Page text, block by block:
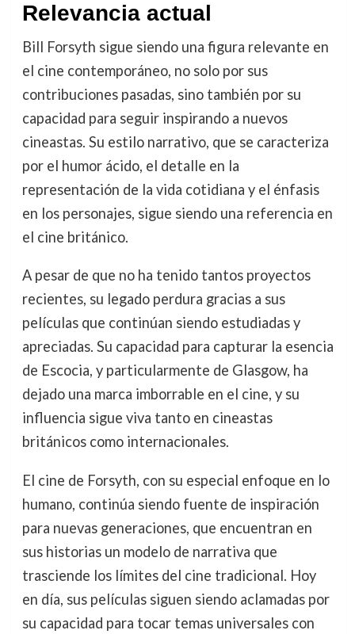
Relevancia actual
Bill Forsyth sigue siendo una figura relevante en
el cine contemporáneo, no solo por sus
contribuciones pasadas, sino también por su
capacidad para seguir inspirando a nuevos
cineastas. Su estilo narrativo, que se caracteriza
por el humor ácido, el detalle en la
representación de la vida cotidiana y el énfasis
en los personajes, sigue siendo una referencia en
el cine británico.
A pesar de que no ha tenido tantos proyectos
recientes, su legado perdura gracias a sus
películas que continúan siendo estudiadas y
apreciadas. Su capacidad para capturar la esencia
de Escocia, y particularmente de Glasgow, ha
dejado una marca imborrable en el cine, y su
influencia sigue viva tanto en cineastas
británicos como internacionales.
El cine de Forsyth, con su especial enfoque en lo
humano, continúa siendo fuente de inspiración
para nuevas generaciones, que encuentran en
sus historias un modelo de narrativa que
trasciende los límites del cine tradicional. Hoy
en día, sus películas siguen siendo aclamadas por
su capacidad para tocar temas universales con